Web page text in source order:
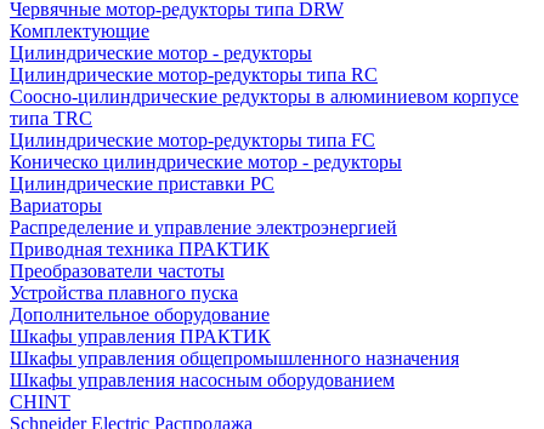
Червячные мотор-редукторы типа DRW
Комплектующие
Цилиндрические мотор - редукторы
Цилиндрические мотор-редукторы типа RC
Соосно-цилиндрические редукторы в алюминиевом корпусе
типа TRC
Цилиндрические мотор-редукторы типа FC
Коническо цилиндрические мотор - редукторы
Цилиндрические приставки PC
Вариаторы
Распределение и управление электроэнергией
Приводная техника ПРАКТИК
Преобразователи частоты
Устройства плавного пуска
Дополнительное оборудование
Шкафы управления ПРАКТИК
Шкафы управления общепромышленного назначения
Шкафы управления насосным оборудованием
CHINT
Schneider Electric Распродажа